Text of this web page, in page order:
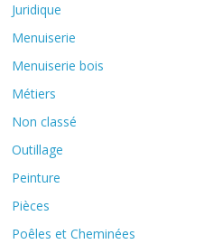
Juridique
Menuiserie
Menuiserie bois
Métiers
Non classé
Outillage
Peinture
Pièces
Poêles et Cheminées